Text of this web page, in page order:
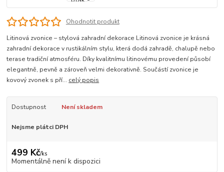
Ohodnotit produkt
Litinová zvonice – stylová zahradní dekorace Litinová zvonice je krásná
zahradní dekorace v rustikálním stylu, která dodá zahradě, chalupě nebo
terase tradiční atmosféru. Díky kvalitnímu litinovému provedení působí
elegantně, pevně a zároveň velmi dekorativně. Součástí zvonice je
kovový zvonek s pří... celý popis
Dostupnost Není skladem
Nejsme plátci DPH
499 Kč/ks
Momentálně není k dispozici